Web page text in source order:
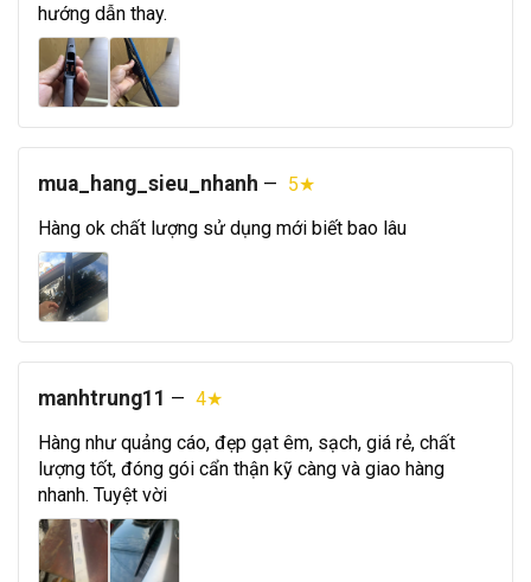
hướng dẫn thay.
mua_hang_sieu_nhanh — 5★
Hàng ok chất lượng sử dụng mới biết bao lâu
manhtrung11 — 4★
Hàng như quảng cáo, đẹp gạt êm, sạch, giá rẻ, chất
lượng tốt, đóng gói cẩn thận kỹ càng và giao hàng
nhanh. Tuyệt vời